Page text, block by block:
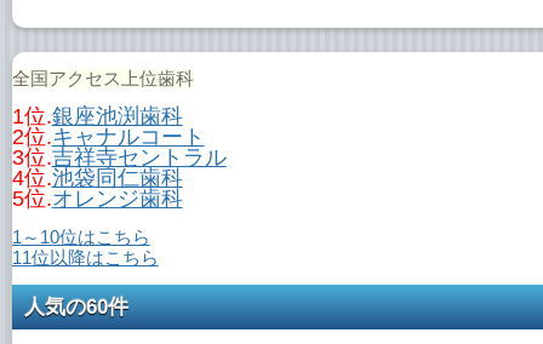
全国アクセス上位歯科
1位.銀座池渕歯科
2位.キャナルコート
3位.吉祥寺セントラル
4位.池袋同仁歯科
5位.オレンジ歯科
1～10位はこちら
11位以降はこちら
人気の60件